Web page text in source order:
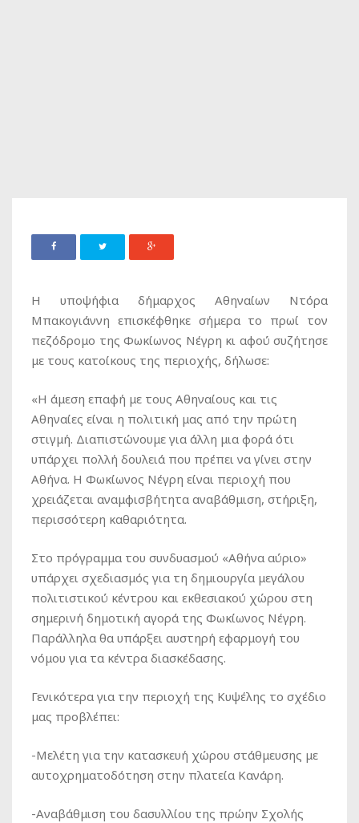
Η υποψήφια δήμαρχος Αθηναίων Ντόρα
Μπακογιάννη επισκέφθηκε σήμερα το πρωί τον
πεζόδρομο της Φωκίωνος Νέγρη κι αφού συζήτησε
με τους κατοίκους της περιοχής, δήλωσε:
«Η άμεση επαφή με τους Αθηναίους και τις
Αθηναίες είναι η πολιτική μας από την πρώτη
στιγμή. Διαπιστώνουμε για άλλη μια φορά ότι
υπάρχει πολλή δουλειά που πρέπει να γίνει στην
Αθήνα. Η Φωκίωνος Νέγρη είναι περιοχή που
χρειάζεται αναμφισβήτητα αναβάθμιση, στήριξη,
περισσότερη καθαριότητα.
Στο πρόγραμμα του συνδυασμού «Αθήνα αύριο»
υπάρχει σχεδιασμός για τη δημιουργία μεγάλου
πολιτιστικού κέντρου και εκθεσιακού χώρου στη
σημερινή δημοτική αγορά της Φωκίωνος Νέγρη.
Παράλληλα θα υπάρξει αυστηρή εφαρμογή του
νόμου για τα κέντρα διασκέδασης.
Γενικότερα για την περιοχή της Κυψέλης το σχέδιο
μας προβλέπει:
-Μελέτη για την κατασκευή χώρου στάθμευσης με
αυτοχρηματοδότηση στην πλατεία Κανάρη.
-Αναβάθμιση του δασυλλίου της πρώην Σχολής